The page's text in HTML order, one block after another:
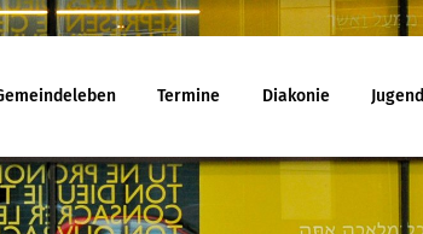
Termine Diakonie Jugend